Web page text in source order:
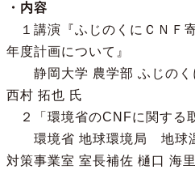
・内容
１講演『ふじのくにＣＮＦ
年度計画について』
静岡大学 農学部 ふじのく
西村 拓也 氏
２「環境省のCNFに関する
環境省 地球環境局 地球温
対策事業室 室長補佐 樋口 海